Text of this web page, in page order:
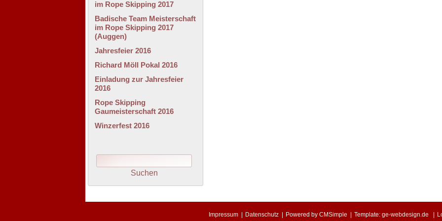
im Rope Skipping 2017
Badische Team Meisterschaft
im Rope Skipping 2017
(Auggen)
Jahresfeier 2016
Richard Möll Pokal 2016
Einladung zur Jahresfeier
2016
Rope Skipping
Gaumeisterschaft 2016
Winzerfest 2016
Impressum Datenschutz Powered by CMSimple Template: ge-webdesign.de